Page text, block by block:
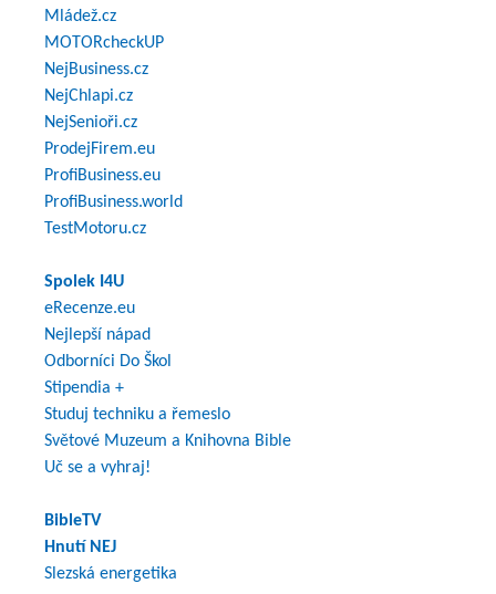
Mládež.cz
MOTORcheckUP
NejBusiness.cz
NejChlapi.cz
NejSenioři.cz
ProdejFirem.eu
ProfiBusiness.eu
ProfiBusiness.world
TestMotoru.cz
Spolek I4U
eRecenze.eu
Nejlepší nápad
Odborníci Do Škol
Stipendia +
Studuj techniku a řemeslo
Světové Muzeum a Knihovna Bible
Uč se a vyhraj!
BibleTV
Hnutí NEJ
Slezská energetika